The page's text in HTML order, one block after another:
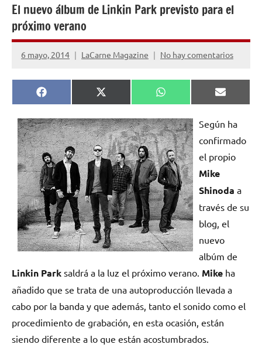
El nuevo álbum de Linkin Park previsto para el
próximo verano
6 mayo, 2014 LaCarne Magazine No hay comentarios
Compartir
en
Facebook
Compartir
en
X
(Twitter)
Compartir
en
WhatsApp
en
Email
Según ha
confirmado
el propio
Mike
Shinoda a
través de su
blog, el
nuevo
albúm de
Linkin Park saldrá a la luz el próximo verano. Mike ha
añadido que se trata de una autoproducción llevada a
cabo por la banda y que además, tanto el sonido como el
procedimiento de grabación, en esta ocasión, están
siendo diferente a lo que están acostumbrados.